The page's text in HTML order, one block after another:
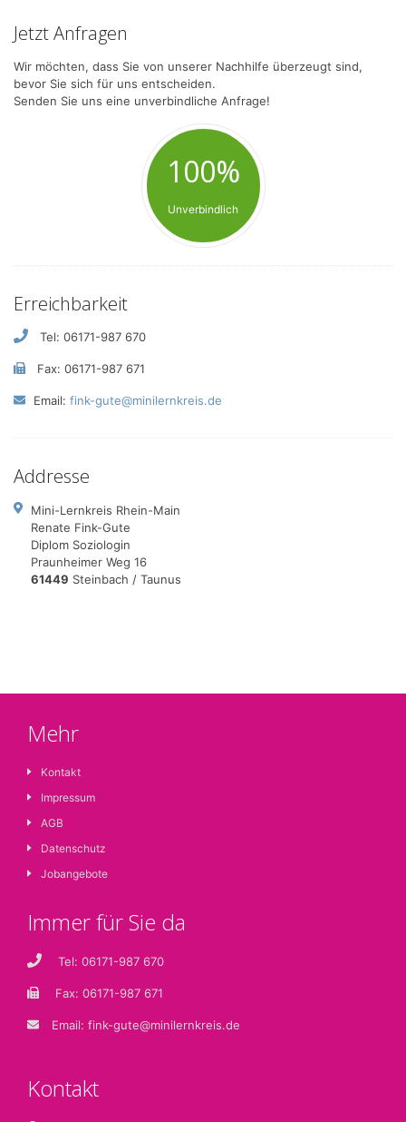
Jetzt Anfragen
Wir möchten, dass Sie von unserer Nachhilfe überzeugt sind,
bevor Sie sich für uns entscheiden.
Senden Sie uns eine unverbindliche Anfrage!
100%
Unverbindlich
Erreichbarkeit
Tel: 06171-987 670
Fax: 06171-987 671
Email: fink-gute@minilernkreis.de
Addresse
Mini-Lernkreis Rhein-Main
Renate Fink-Gute
Diplom Soziologin
Praunheimer Weg 16
61449 Steinbach / Taunus
Mehr
Kontakt
Impressum
AGB
Datenschutz
Jobangebote
Immer für Sie da
Tel: 06171-987 670
Fax: 06171-987 671
Email: fink-gute@minilernkreis.de
Kontakt